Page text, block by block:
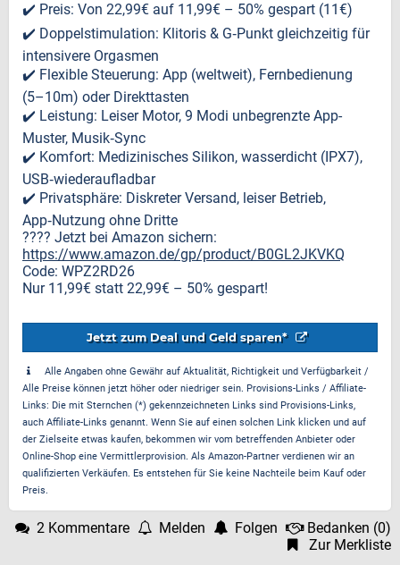
✔️ Preis: Von 22,99€ auf 11,99€ – 50% gespart (11€)
✔️ Doppelstimulation: Klitoris & G‑Punkt gleichzeitig für
intensivere Orgasmen
✔️ Flexible Steuerung: App (weltweit), Fernbedienung
(5–10m) oder Direkttasten
✔️ Leistung: Leiser Motor, 9 Modi unbegrenzte App-
Muster, Musik‑Sync
✔️ Komfort: Medizinisches Silikon, wasserdicht (IPX7),
USB‑wiederaufladbar
✔️ Privatsphäre: Diskreter Versand, leiser Betrieb,
App‑Nutzung ohne Dritte
???? Jetzt bei Amazon sichern:
https://www.amazon.de/gp/product/B0GL2JKVKQ
Code: WPZ2RD26
Nur 11,99€ statt 22,99€ – 50% gespart!
Jetzt zum Deal und Geld sparen*
Alle Angaben ohne Gewähr auf Aktualität, Richtigkeit und Verfügbarkeit /
Alle Preise können jetzt höher oder niedriger sein. Provisions-Links / Affiliate-
Links: Die mit Sternchen (*) gekennzeichneten Links sind Provisions-Links,
auch Affiliate-Links genannt. Wenn Sie auf einen solchen Link klicken und auf
der Zielseite etwas kaufen, bekommen wir vom betreffenden Anbieter oder
Online-Shop eine Vermittlerprovision. Als Amazon-Partner verdienen wir an
qualifizierten Verkäufen. Es entstehen für Sie keine Nachteile beim Kauf oder
Preis.
2 Kommentare Melden Folgen Bedanken (0)
Zur Merkliste